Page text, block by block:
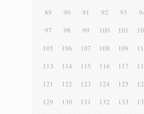
89
90 91 92 93
97
98 99 100 101
105
106 107 108 109
113
114 115 116 117
121
122 123 124 125
129
130 131 132 133